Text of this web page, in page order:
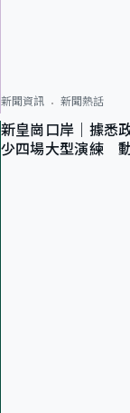
新聞資訊 新聞熱話
新皇崗口岸｜據悉
少四場大型演練